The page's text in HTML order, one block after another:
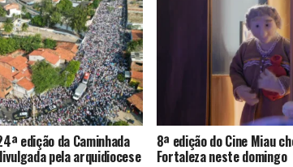
edição da Caminhada
pela arquidiocese
8ª edição do Cine Miau
Fortaleza neste domingo